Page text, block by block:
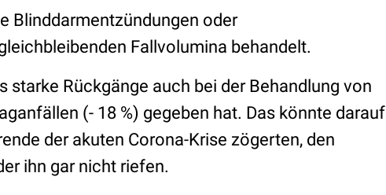
Blinddarmentzündungen oder
Fallvolumina behandelt.
starke Rückgänge auch bei der Behandlung von
(- 18 %) gegeben hat. Das könnte darauf
der akuten Corona-Krise zögerten, den
ihn gar nicht riefen.